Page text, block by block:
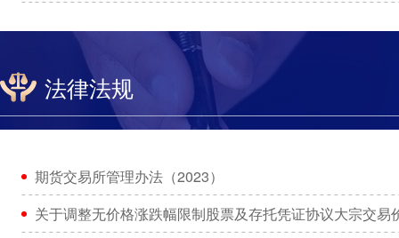
法律法规
期货交易所管理办法（2023）
关于调整无价格涨跌幅限制股票及存托凭证协议大宗交易